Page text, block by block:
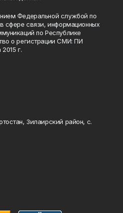
Федеральной службой по
сфере связи, информационных
по Республике
о регистрации СМИ: ПИ
г.
Зилаирский район, с.